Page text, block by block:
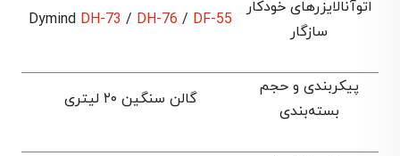
اتوآنالایزرهای خودکار
سازگار
Dymind DH-73 / DH-76 / DF-55
پیکربندی و حجم
بسته‌بندی
گالن سنگین ۲۰ لیتری